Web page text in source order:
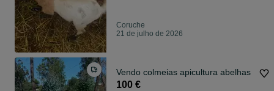
Coruche
21 de julho de 2026
Vendo colmeias apicultura abelhas
100 €